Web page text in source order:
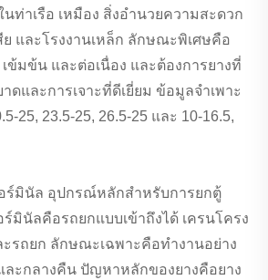
นท่าเรือ เหมือง สิ่งอำนวยความสะดวก
ย และโรงงานเหล็ก ลักษณะพิเศษคือ
ข้มข้น และต่อเนื่อง และต้องการยางที่
ดและการเจาะที่ดีเยี่ยม ข้อมูลจำเพาะ
25, 23.5-25, 26.5-25 และ 10-16.5,
ร์มินัล อุปกรณ์หลักสำหรับการยกตู้
ร์มินัลคือรถยกแบบเข้าถึงได้ เครนโครง
รถยก ลักษณะเฉพาะคือทำงานอย่าง
ละกลางคืน ปัญหาหลักของยางคือยาง